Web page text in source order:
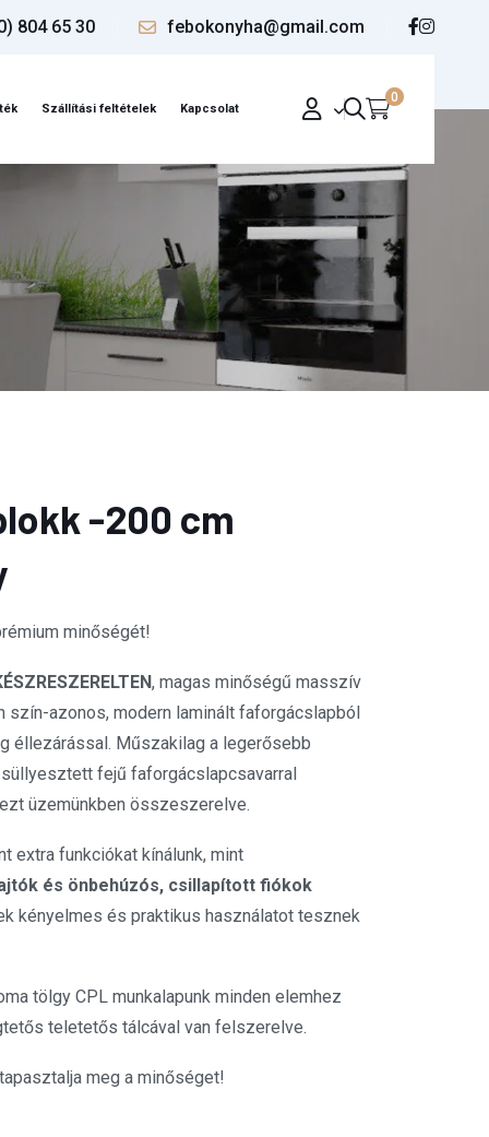
804 65 30 febokonyha@gmail.com
Szállítási feltételek Kapcsolat
0
-200 cm
minőségét!
, magas minőségű masszív
szín-azonos, modern laminált faforgácslapból
éllezárással. Műszakilag a legerősebb
fejű faforgácslapcsavarral
üzemünkben összeszerelve.
extra funkciókat kínálunk, mint
és önbehúzós, csillapított fiókok
kényelmes és praktikus használatot tesznek
tölgy CPL munkalapunk minden elemhez
teletetős tálcával van felszerelve.
meg a minőséget!